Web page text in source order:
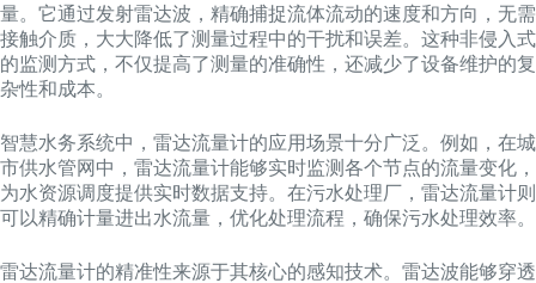
量。它通过发射雷达波，精确捕捉流体流动的速度和方向，无需
接触介质，大大降低了测量过程中的干扰和误差。这种非侵入式
的监测方式，不仅提高了测量的准确性，还减少了设备维护的复
杂性和成本。
智慧水务系统中，雷达流量计的应用场景十分广泛。例如，在城
市供水管网中，雷达流量计能够实时监测各个节点的流量变化，
为水资源调度提供实时数据支持。在污水处理厂，雷达流量计则
可以精确计量进出水流量，优化处理流程，确保污水处理效率。
雷达流量计的精准性来源于其核心的感知技术。雷达波能够穿透